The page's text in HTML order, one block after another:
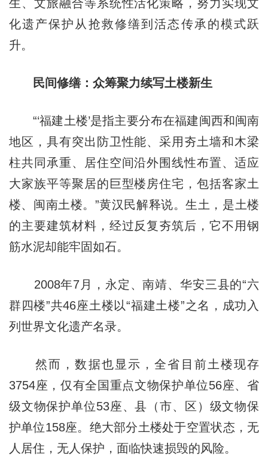
生、文旅融合等系统性活化策略，努力实现文
化遗产保护从抢救修缮到活态传承的模式跃
升。
民间修缮：众筹聚力续写土楼新生
“‘福建土楼’是指主要分布在福建闽西和闽南
地区，具有突出防卫性能、采用夯土墙和木梁
柱共同承重、居住空间沿外围线性布置、适应
大家族平等聚居的巨型楼房住宅，包括客家土
楼、闽南土楼。”黄汉民解释说。生土，是土楼
的主要建筑材料，经过反复夯筑后，它不用钢
筋水泥却能牢固如石。
2008年7月，永定、南靖、华安三县的“六
群四楼”共46座土楼以“福建土楼”之名，成功入
列世界文化遗产名录。
然而，数据也显示，全省目前土楼现存
3754座，仅有全国重点文物保护单位56座、省
级文物保护单位53座、县（市、区）级文物保
护单位158座。绝大部分土楼处于空置状态，无
人居住，无人保护，面临快速损毁的风险。